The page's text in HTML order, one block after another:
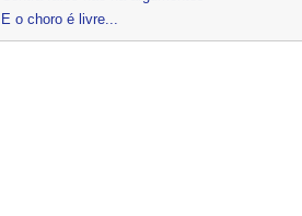
E o choro é livre...